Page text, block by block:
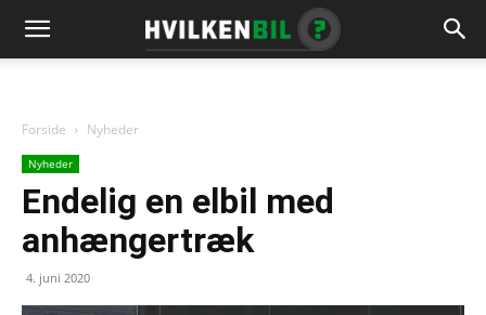
Forside Nyheder
Nyheder
Endelig en elbil med
anhængertræk
4. juni 2020